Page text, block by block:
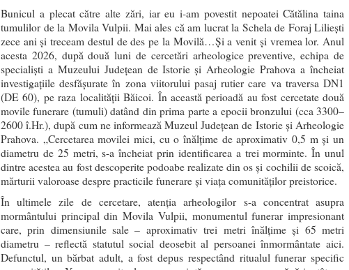
Bunicul a plecat către alte zări, iar eu i-am povestit nepoatei Cătălina taina
tumulilor de la Movila Vulpii. Mai ales că am lucrat la Schela de Foraj Liliești
zece ani și treceam destul de des pe la Movilă…Și a venit și vremea lor. Anul
acesta 2026, după două luni de cercetări arheologice preventive, echipa de
specialiști a Muzeului Județean de Istorie și Arheologie Prahova a încheiat
investigațiile desfășurate în zona viitorului pasaj rutier care va traversa DN1
(DE 60), pe raza localității Băicoi. În această perioadă au fost cercetate două
movile funerare (tumuli) datând din prima parte a epocii bronzului (cca 3300–
2600 î.Hr.), după cum ne informează Muzeul Județean de Istorie și Arheologie
Prahova. „Cercetarea movilei mici, cu o înălțime de aproximativ 0,5 m și un
diametru de 25 metri, s-a încheiat prin identificarea a trei morminte. În unul
dintre acestea au fost descoperite podoabe realizate din os și cochilii de scoică,
mărturii valoroase despre practicile funerare și viața comunităților preistorice.
În ultimele zile de cercetare, atenția arheologilor s-a concentrat asupra
mormântului principal din Movila Vulpii, monumentul funerar impresionant
care, prin dimensiunile sale – aproximativ trei metri înălțime și 65 metri
diametru – reflectă statutul social deosebit al persoanei înmormântate aici.
Defunctul, un bărbat adult, a fost depus respectând ritualul funerar specific